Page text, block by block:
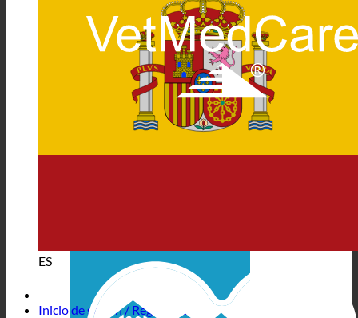
ES
Inicio de sesión / Registrarse